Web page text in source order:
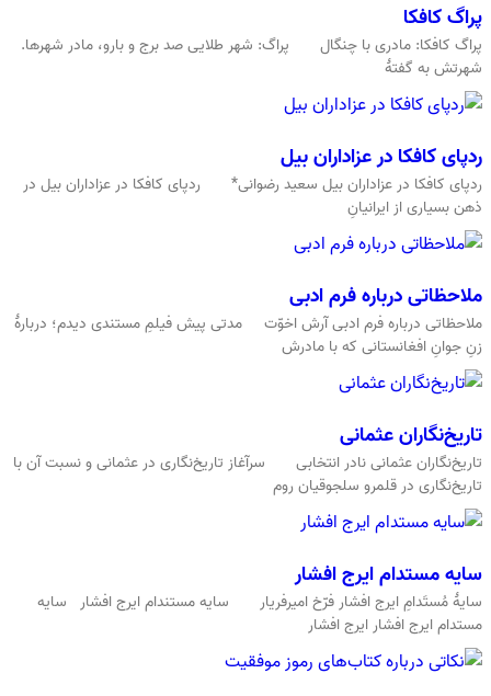
پراگ کافکا
پراگ کافکا: مادری با چنگال پراگ: شهر طلایی صد برج و بارو، مادر شهرها.
شهرتش به گفتهٔ
ردپای کافکا در عزاداران بیل
ردپای کافکا در عزاداران بیل سعید رضوانی* ردپای کافکا در عزاداران بیل در
ذهن بسیاری از ایرانیانِ
ملاحظاتی درباره فرم ادبی
ملاحظاتی درباره فرم ادبی آرش اخوّت مدتی پیش فیلمِ مستندی دیدم؛ دربارهٔ
زنِ جوانِ افغانستانی که با مادرش
تاریخ‌نگاران عثمانی
تاریخ‌نگاران عثمانی نادر انتخابی سرآغاز تاریخ‌نگاری در عثمانی و نسبت آن با
تاریخ‌نگاری در قلمرو سلجوقیان روم
سایه مستدام ایرج افشار
سایهٔ مُستَدامِ ایرج افشار فرّخ امیرفریار سایه مستندام ایرج افشار سایه
مستدام ایرج افشار ایرج افشار